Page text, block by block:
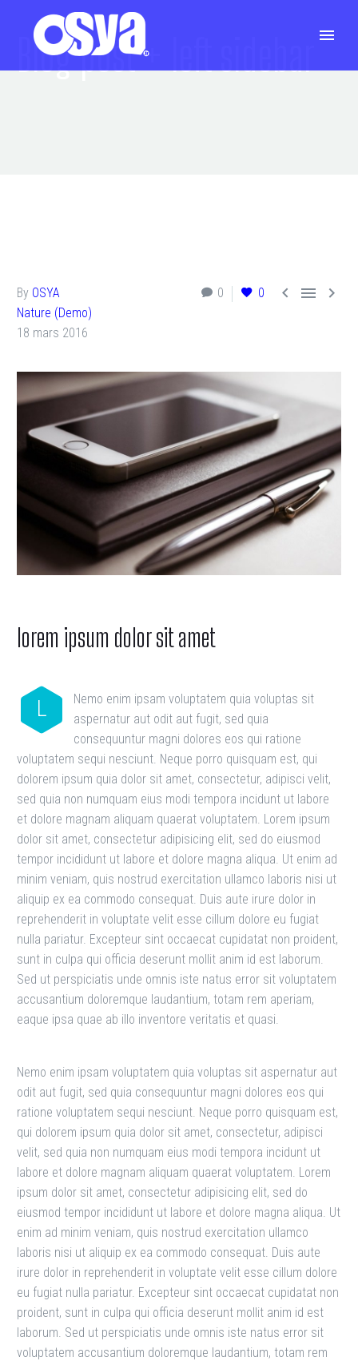
Blog post+ left sidebar
0 0   
By OSYA
Nature (Demo)
18 mars 2016
lorem ipsum dolor sit amet
L
Nemo enim ipsam voluptatem quia voluptas sit
aspernatur aut odit aut fugit, sed quia
consequuntur magni dolores eos qui ratione
voluptatem sequi nesciunt. Neque porro quisquam est, qui
dolorem ipsum quia dolor sit amet, consectetur, adipisci velit,
sed quia non numquam eius modi tempora incidunt ut labore
et dolore magnam aliquam quaerat voluptatem. Lorem ipsum
dolor sit amet, consectetur adipisicing elit, sed do eiusmod
tempor incididunt ut labore et dolore magna aliqua. Ut enim ad
minim veniam, quis nostrud exercitation ullamco laboris nisi ut
aliquip ex ea commodo consequat. Duis aute irure dolor in
reprehenderit in voluptate velit esse cillum dolore eu fugiat
nulla pariatur. Excepteur sint occaecat cupidatat non proident,
sunt in culpa qui officia deserunt mollit anim id est laborum.
Sed ut perspiciatis unde omnis iste natus error sit voluptatem
accusantium doloremque laudantium, totam rem aperiam,
eaque ipsa quae ab illo inventore veritatis et quasi.
Nemo enim ipsam voluptatem quia voluptas sit aspernatur aut
odit aut fugit, sed quia consequuntur magni dolores eos qui
ratione voluptatem sequi nesciunt. Neque porro quisquam est,
qui dolorem ipsum quia dolor sit amet, consectetur, adipisci
velit, sed quia non numquam eius modi tempora incidunt ut
labore et dolore magnam aliquam quaerat voluptatem. Lorem
ipsum dolor sit amet, consectetur adipisicing elit, sed do
eiusmod tempor incididunt ut labore et dolore magna aliqua. Ut
enim ad minim veniam, quis nostrud exercitation ullamco
laboris nisi ut aliquip ex ea commodo consequat. Duis aute
irure dolor in reprehenderit in voluptate velit esse cillum dolore
eu fugiat nulla pariatur. Excepteur sint occaecat cupidatat non
proident, sunt in culpa qui officia deserunt mollit anim id est
laborum. Sed ut perspiciatis unde omnis iste natus error sit
voluptatem accusantium doloremque laudantium, totam rem